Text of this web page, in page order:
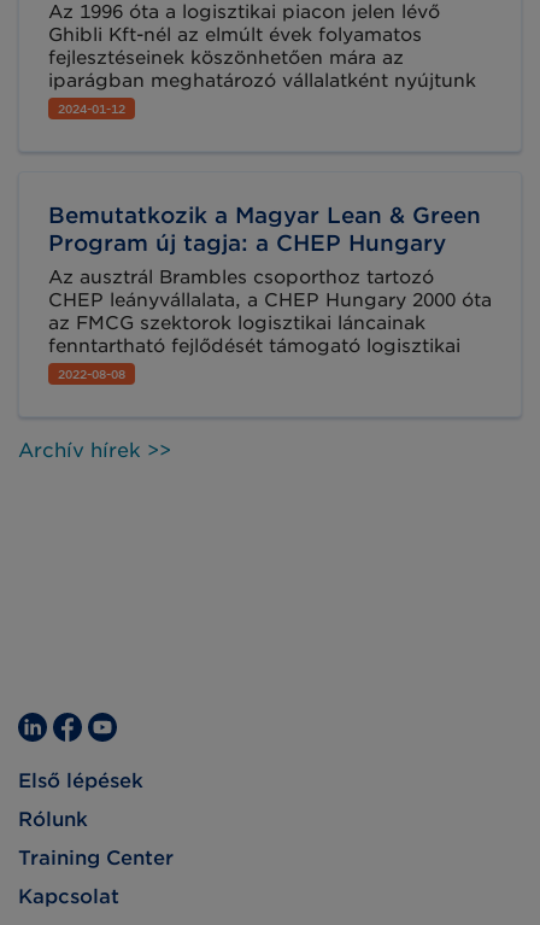
Az 1996 óta a logisztikai piacon jelen lévő
Ghibli Kft-nél az elmúlt évek folyamatos
fejlesztéseinek köszönhetően mára az
iparágban meghatározó vállalatként nyújtunk
komplex logisztikai szolgáltatást
ügyfeleinknek. Jelmondatunk: Áruja nálunk
2024-01-12
Bemutatkozik a Magyar Lean & Green
Program új tagja: a CHEP Hungary
Az ausztrál Brambles csoporthoz tartozó
CHEP leányvállalata, a CHEP Hungary 2000 óta
az FMCG szektorok logisztikai láncainak
fenntartható fejlődését támogató logisztikai
szolgáltatója. Jelenleg több száz céget szolgál
ki a helyi piacon. Olyan piacvezető
amelyek termelési, import és export
tevékenységet folytatnak az összes FMCG
2022-08-08
Archív hírek >>
Első lépések
Rólunk
Training Center
Kapcsolat